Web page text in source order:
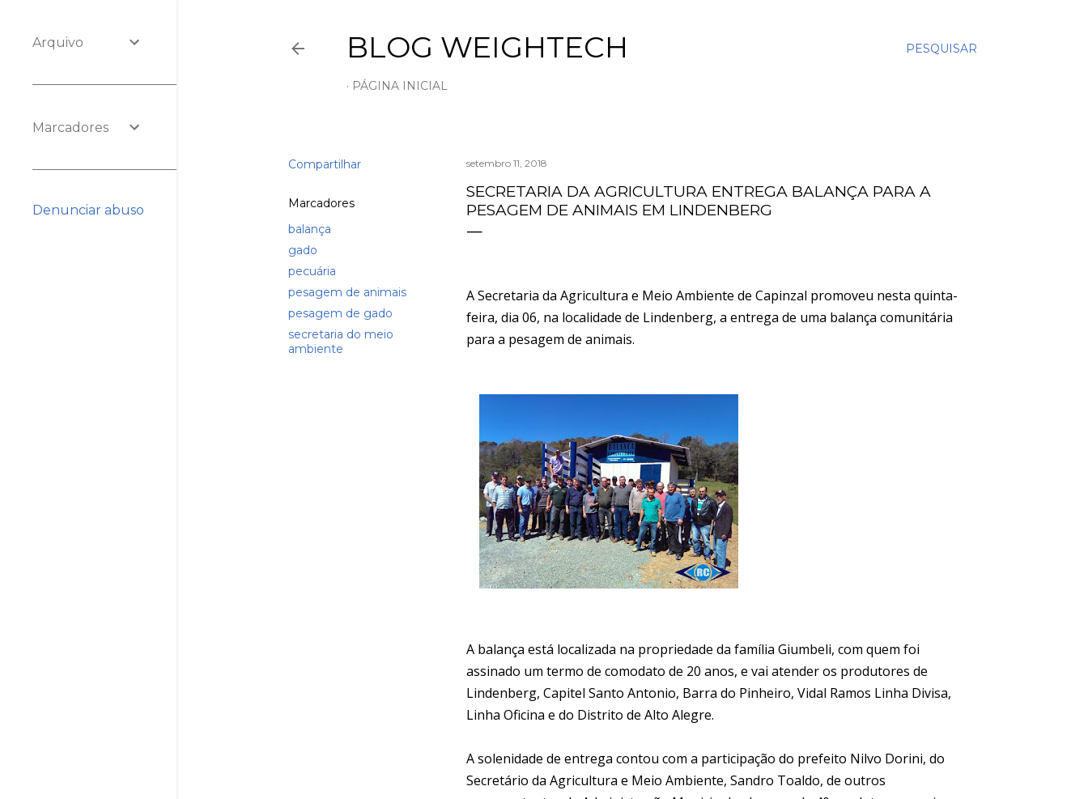
PESQUISAR
BLOG WEIGHTECH
PÁGINA INICIAL
Compartilhar
Marcadores
balança
gado
pecuária
pesagem de animais
pesagem de gado
secretaria do meio
ambiente
setembro 11, 2018
SECRETARIA DA AGRICULTURA ENTREGA BALANÇA PARA A
PESAGEM DE ANIMAIS EM LINDENBERG
A Secretaria da Agricultura e Meio Ambiente de Capinzal promoveu nesta quinta-
feira, dia 06, na localidade de Lindenberg, a entrega de uma balança comunitária
para a pesagem de animais.
A balança está localizada na propriedade da família Giumbeli, com quem foi
assinado um termo de comodato de 20 anos, e vai atender os produtores de
Lindenberg, Capitel Santo Antonio, Barra do Pinheiro, Vidal Ramos Linha Divisa,
Linha Oficina e do Distrito de Alto Alegre.
A solenidade de entrega contou com a participação do prefeito Nilvo Dorini, do
Secretário da Agricultura e Meio Ambiente, Sandro Toaldo, de outros
Arquivo
Marcadores
Denunciar abuso